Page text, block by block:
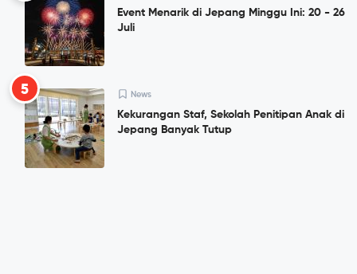
Event Menarik di Jepang Minggu Ini: 20 - 26
Juli
5 News
Kekurangan Staf, Sekolah Penitipan Anak di
Jepang Banyak Tutup